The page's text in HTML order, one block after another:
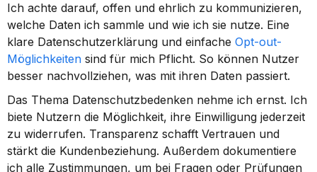
Ich achte darauf, offen und ehrlich zu kommunizieren,
welche Daten ich sammle und wie ich sie nutze. Eine
klare Datenschutzerklärung und einfache Opt-out-
Möglichkeiten sind für mich Pflicht. So können Nutzer
besser nachvollziehen, was mit ihren Daten passiert.
Das Thema Datenschutzbedenken nehme ich ernst. Ich
biete Nutzern die Möglichkeit, ihre Einwilligung jederzeit
zu widerrufen. Transparenz schafft Vertrauen und
stärkt die Kundenbeziehung. Außerdem dokumentiere
ich alle Zustimmungen, um bei Fragen oder Prüfungen